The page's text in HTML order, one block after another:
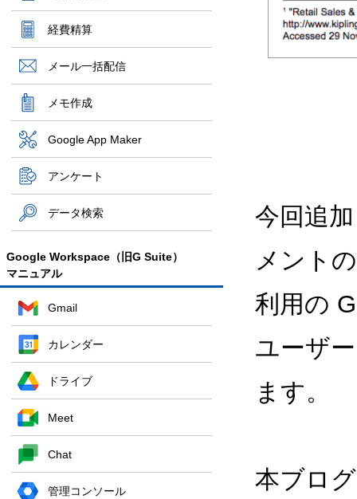
経費精算
メール一括配信
メモ作成
Google App Maker
アンケート
データ検索
Google Workspace（旧G Suite）
マニュアル
Gmail
カレンダー
ドライブ
Meet
Chat
管理コンソール
今回追
メント
利用の
ユーザ
ます。
本ブロ